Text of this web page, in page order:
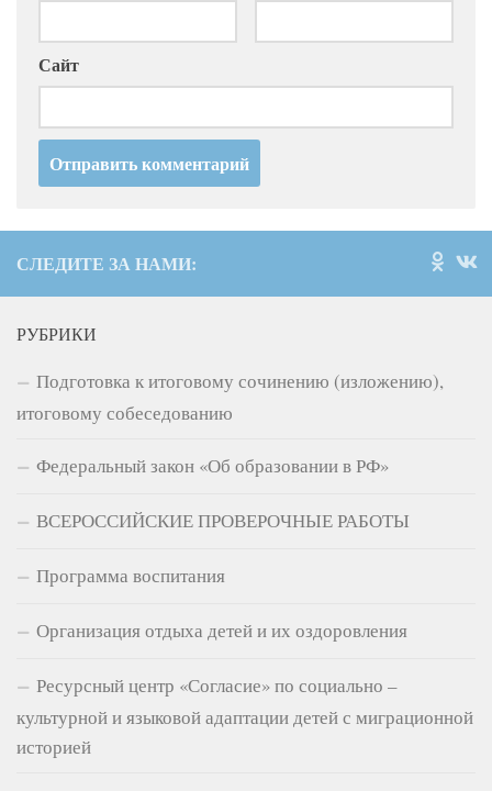
Сайт
СЛЕДИТЕ ЗА НАМИ:
РУБРИКИ
Подготовка к итоговому сочинению (изложению),
итоговому собеседованию
Федеральный закон «Об образовании в РФ»
ВСЕРОССИЙСКИЕ ПРОВЕРОЧНЫЕ РАБОТЫ
Программа воспитания
Организация отдыха детей и их оздоровления
Ресурсный центр «Согласие» по социально –
культурной и языковой адаптации детей с миграционной
историей